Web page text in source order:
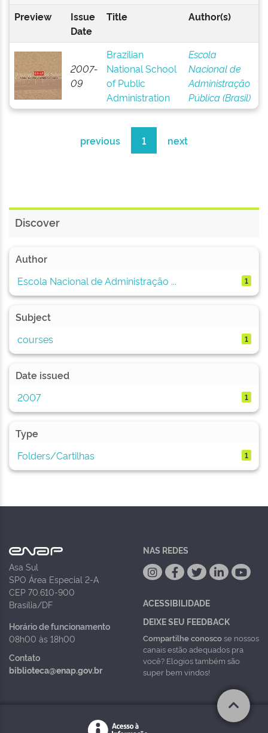
Preview
Issue
Date
Title Author(s)
2007-
09
Brazilian
National School
of Public
Administration
Escola
Nacional de
Administração
Pública (Brasil)
previous 1 next
Discover
Author
Escola Nacional de Administração ...
1
Subject
courses
1
Date issued
2007
1
Type
Folders/Cartilhas
1
Asa Sul
SPO Área Especial 2-A
CEP 70.610-900
Brasília/DF
Horário de funcionamento
08h00 às 18h00
Contato
biblioteca@enap.gov.br
NAS REDES
ACESSIBILIDADE
DEIXE SEU FEEDBACK
Compartilhe conoscose nossos
canais estão adequados pra
você? Elogios também são
super bem vindos!